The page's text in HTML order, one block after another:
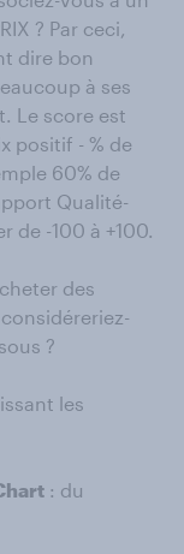
? Par ceci,
dire bon
à ses
Le score est
positif - % de
60% de
Qualité-
de -100 à +100.
des
?
les
: du